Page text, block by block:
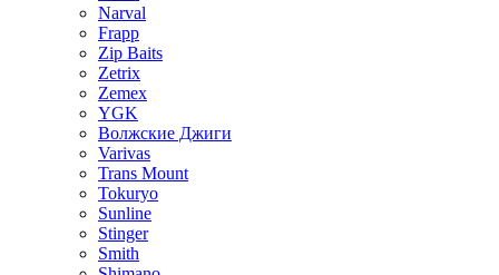
Narval
Frapp
Zip Baits
Zetrix
Zemex
YGK
Волжские Джиги
Varivas
Trans Mount
Tokuryo
Sunline
Stinger
Smith